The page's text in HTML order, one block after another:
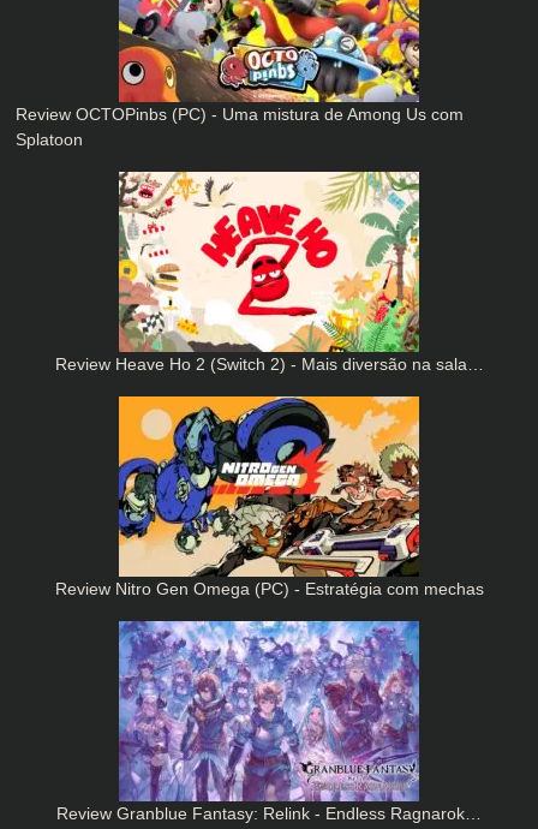
Review OCTOPinbs (PC) - Uma mistura de Among Us com
Splatoon
Review Heave Ho 2 (Switch 2) - Mais diversão na sala…
Review Nitro Gen Omega (PC) - Estratégia com mechas
Review Granblue Fantasy: Relink - Endless Ragnarok…